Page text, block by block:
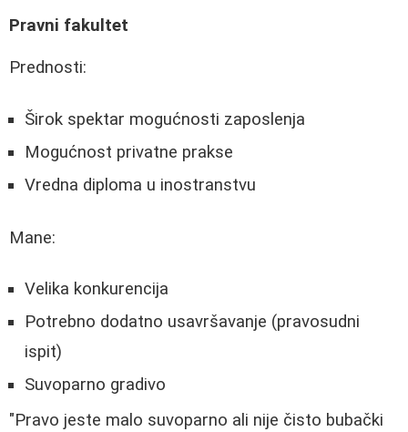
Pravni fakultet
Prednosti:
Širok spektar mogućnosti zaposlenja
Mogućnost privatne prakse
Vredna diploma u inostranstvu
Mane:
Velika konkurencija
Potrebno dodatno usavršavanje (pravosudni
ispit)
Suvoparno gradivo
"Pravo jeste malo suvoparno ali nije čisto bubački